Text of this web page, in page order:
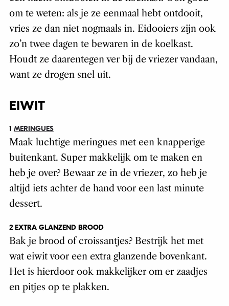
om te weten: als je ze eenmaal hebt ontdooit,
vries ze dan niet nogmaals in. Eidooiers zijn ook
zo’n twee dagen te bewaren in de koelkast.
Houdt ze daarentegen ver bij de vriezer vandaan,
want ze drogen snel uit.
EIWIT
1 MERINGUES
Maak luchtige meringues met een knapperige
buitenkant. Super makkelijk om te maken en
heb je over? Bewaar ze in de vriezer, zo heb je
altijd iets achter de hand voor een last minute
dessert.
2 EXTRA GLANZEND BROOD
Bak je brood of croissantjes? Bestrijk het met
wat eiwit voor een extra glanzende bovenkant.
Het is hierdoor ook makkelijker om er zaadjes
en pitjes op te plakken.